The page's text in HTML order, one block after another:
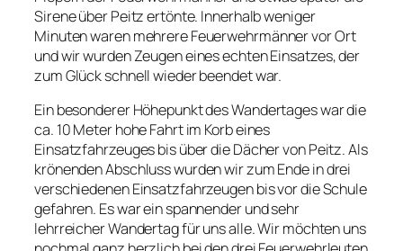
Sirene über Peitz ertönte. Innerhalb weniger
Minuten waren mehrere Feuerwehrmänner vor Ort
und wir wurden Zeugen eines echten Einsatzes, der
zum Glück schnell wieder beendet war.
Ein besonderer Höhepunkt des Wandertages war die
ca. 10 Meter hohe Fahrt im Korb eines
Einsatzfahrzeuges bis über die Dächer von Peitz. Als
krönenden Abschluss wurden wir zum Ende in drei
verschiedenen Einsatzfahrzeugen bis vor die Schule
gefahren. Es war ein spannender und sehr
lehrreicher Wandertag für uns alle. Wir möchten uns